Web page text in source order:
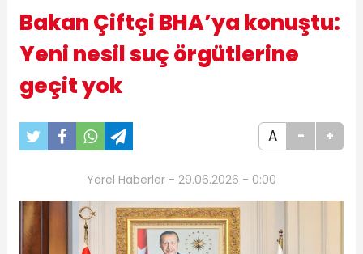
Bakan Çiftçi BHA’ya konuştu:
Yeni nesil suç örgütlerine
geçit yok
A - +
Yerel Haberler - 29.06.2026 - 0:00